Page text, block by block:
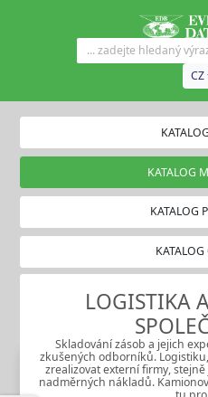
CZ
KATALOG
KATALOG
LOGISTIKA
Skladování zásob a jejich
zkušených odborníků.
zrealizovat externí firmy,
nadměrných nákladů.